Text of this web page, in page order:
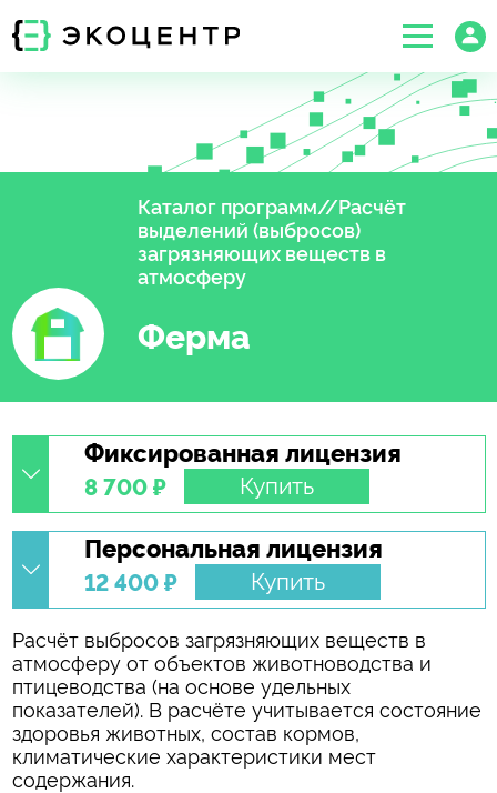
Каталог программ//Расчёт
выделений (выбросов)
загрязняющих веществ в
атмосферу
Ферма
Фиксированная лицензия
8 700 ₽ Купить
Персональная лицензия
12 400 ₽ Купить
Расчёт выбросов загрязняющих веществ в
атмосферу от объектов животноводства и
птицеводства (на основе удельных
показателей). В расчёте учитывается состояние
здоровья животных, состав кормов,
климатические характеристики мест
содержания.